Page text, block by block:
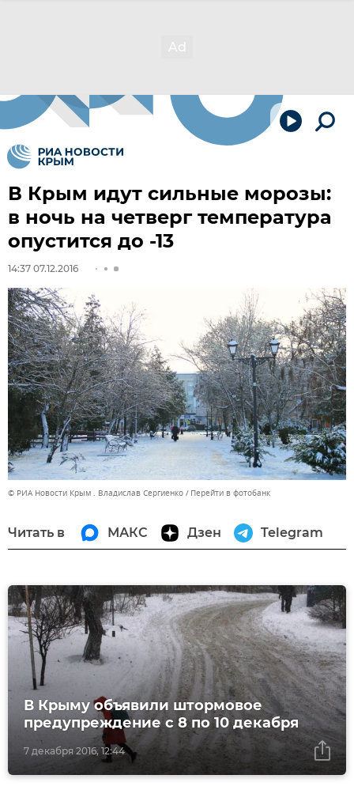
В Крым идут сильные морозы:
в ночь на четверг температура
опустится до -13
14:37 07.12.2016
© РИА Новости Крым . Владислав Сергиенко Перейти в фотобанк
Читать в МАКС Дзен Telegram
7 декабря 2016, 12:44
В Крыму объявили штормовое
предупреждение с 8 по 10 декабря